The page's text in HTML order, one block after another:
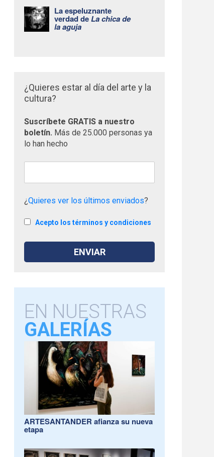
La espeluznante
verdad deLa chica de
la aguja
¿Quieres estar al día del arte y la
cultura?
Suscríbete GRATIS a nuestro
boletín. Más de 25.000 personas ya
lo han hecho
¿Quieres ver los últimos enviados?
Acepto los términos y condiciones
EN NUESTRAS
GALERÍAS
ARTESANTANDER afianza su nueva
etapa